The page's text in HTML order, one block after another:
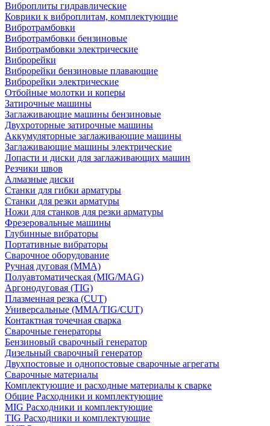
Виброплиты гидравлические
Коврики к виброплитам, комплектующие
Вибротрамбовки
Вибротрамбовки бензиновые
Вибротрамбовки электрические
Виброрейки
Виброрейки бензиновые плавающие
Виброрейки электрические
Отбойные молотки и коперы
Затирочные машины
Заглаживающие машины бензиновые
Двухроторные затирочные машины
Аккумуляторные заглаживающие машины
Заглаживающие машины электрические
Лопасти и диски для заглаживающих машин
Резчики швов
Алмазные диски
Станки для гибки арматуры
Станки для резки арматуры
Ножи для станков для резки арматуры
Фрезеровальные машины
Глубинные вибраторы
Портативные вибраторы
Сварочное оборудование
Ручная дуговая (MMA)
Полуавтоматическая (MIG/MAG)
Аргонодуговая (TIG)
Плазменная резка (CUT)
Универсальные (MMA/TIG/CUT)
Контактная точечная сварка
Сварочные генераторы
Бензиновый сварочный генератор
Дизельный сварочный генератор
Двухпостовые и однопостовые сварочные агрегаты
Сварочные материалы
Комплектующие и расходные материалы к сварке
Общие Расходники и комплектующие
MIG Расходники и комплектующие
TIG Расходники и комплектующие